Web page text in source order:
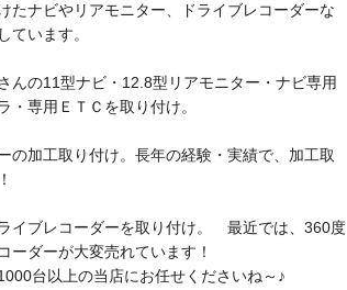
たナビやリアモニター、ドライブレコーダーな
ています。
んの11型ナビ・12.8型リアモニター・ナビ専用
・専用ＥＴＣを取り付け。
の加工取り付け。長年の経験・実績で、加工取
！
イブレコーダーを取り付け。 最近では、360度
ーダーが大変売れています！
台以上の当店にお任せくださいね～♪